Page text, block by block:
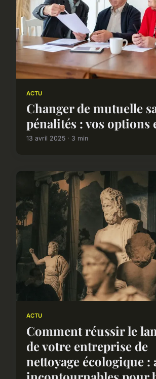
ACTU
Changer de mutuelle
pénalités : vos options
13 avril 2025 · 3 min
ACTU
Comment réussir le
de votre entreprise de
nettoyage écologique :